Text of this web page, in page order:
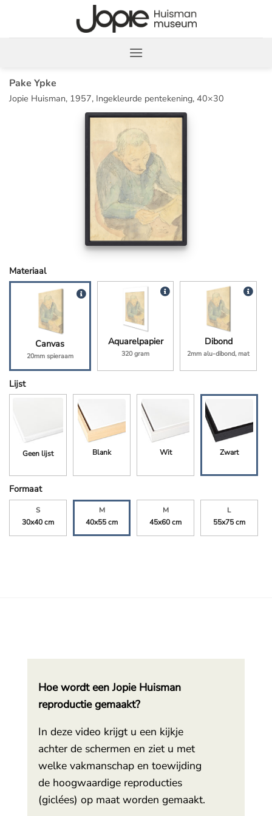
inhoud
Pake Ypke
Jopie Huisman, 1957, Ingekleurde pentekening, 40×30
Materiaal
Canvas
20mm spieraam
Aquarelpapier
320 gram
Dibond
2mm alu-dibond, mat
Lijst
Geen lijst Blank Wit Zwart
Formaat
S
30x40 cm
M
40x55 cm
M
45x60 cm
L
55x75 cm
Hoe wordt een Jopie Huisman
reproductie gemaakt?
In deze video krijgt u een kijkje
achter de schermen en ziet u met
welke vakmanschap en toewijding
de hoogwaardige reproducties
(giclées) op maat worden gemaakt.